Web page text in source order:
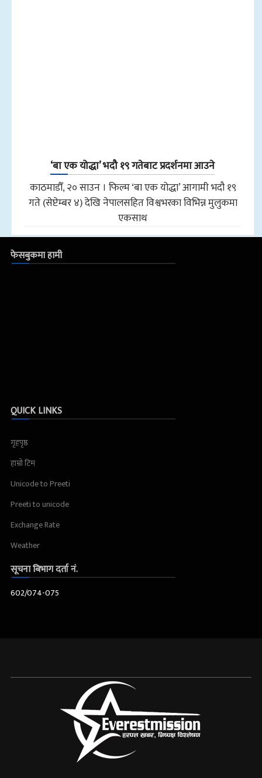
‘बा एक योद्धा’ भदौ १९ गतेबाट प्रदर्शनमा आउने
काठमाडौँ, २० साउन । फिल्म ‘बा एक योद्धा’ आगामी भदौ १९
गते (सेप्टेम्बर ४) देखि नेपालसहित विश्वभरका विभिन्न मुलुकमा
एकसाथ
फेसबुकमा हामी
QUICK LINKS
गृहपृष्ठ
हाम्रो टिम
Unicode to Preeti
Preeti to unicode
Exchange Rate
Weather
सूचना बिभाग दर्ता नं.
602/074-075